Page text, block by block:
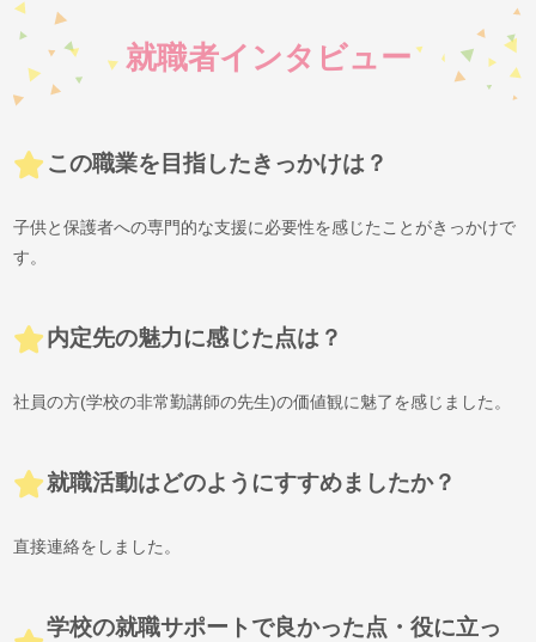
就職者インタビュー
この職業を目指したきっかけは？
子供と保護者への専門的な支援に必要性を感じたことがきっかけで
す。
内定先の魅力に感じた点は？
社員の方(学校の非常勤講師の先生)の価値観に魅了を感じました。
就職活動はどのようにすすめましたか？
直接連絡をしました。
学校の就職サポートで良かった点・役に立っ